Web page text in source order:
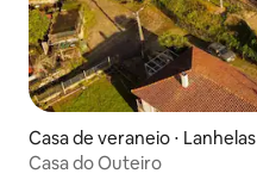
Casa de veraneio ⋅ Lanhelas
Casa do Outeiro